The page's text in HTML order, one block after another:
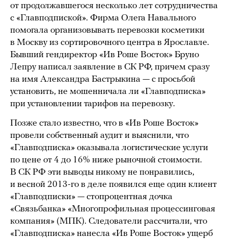
от продолжавшегося несколько лет сотрудничества
с «Главподпиской». Фирма Олега Навального
помогала организовывать перевозки косметики
в Москву из сортировочного центра в Ярославле.
Бывший гендиректор «Ив Роше Восток» Бруно
Лепру написал заявление в СК РФ, причем сразу
на имя Александра Бастрыкина — с просьбой
установить, не мошенничала ли «Главподписка»
при установлении тарифов на перевозку.
Позже стало известно, что в «Ив Роше Восток»
провели собственный аудит и выяснили, что
«Главподписка» оказывала логистические услуги
по цене от 4 до 16% ниже рыночной стоимости.
В СК РФ эти выводы никому не понравились,
и весной 2013-го в деле появился еще один клиент
«Главподписки» — стопроцентная дочка
«Связьбанка» «Многопрофильная процессинговая
компания» (МПК). Следователи рассчитали, что
«Главподписка» нанесла «Ив Роше Восток» ущерб